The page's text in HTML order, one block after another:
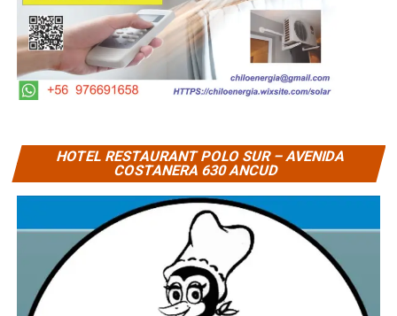
HOTEL RESTAURANT POLO SUR – AVENIDA
COSTANERA 630 ANCUD